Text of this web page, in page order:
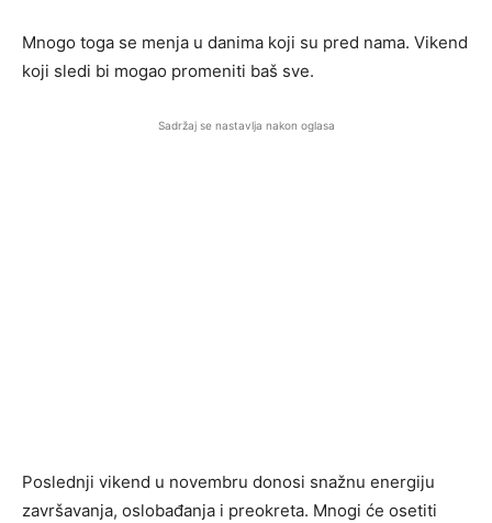
Mnogo toga se menja u danima koji su pred nama. Vikend
koji sledi bi mogao promeniti baš sve.
Sadržaj se nastavlja nakon oglasa
Poslednji vikend u novembru donosi snažnu energiju
završavanja, oslobađanja i preokreta. Mnogi će osetiti